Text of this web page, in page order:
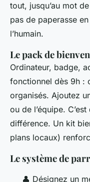
tout, jusqu’au mot
pas de paperasse
l’humain.
Le pack de
Ordinateur, badge,
fonctionnel dès 9h :
organisés. Ajoutez
ou de l’équipe.
différence. Un kit
plans locaux)
Le système de
👤 Désignez un